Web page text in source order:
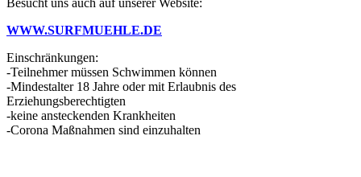
Besucht uns auch auf unserer Website:
WWW.SURFMUEHLE.DE
Einschränkungen:
-Teilnehmer müssen Schwimmen können
-Mindestalter 18 Jahre oder mit Erlaubnis des
Erziehungsberechtigten
-keine ansteckenden Krankheiten
-Corona Maßnahmen sind einzuhalten